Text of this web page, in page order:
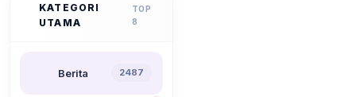
KATEGORI
UTAMA
TOP
8
Berita 2487